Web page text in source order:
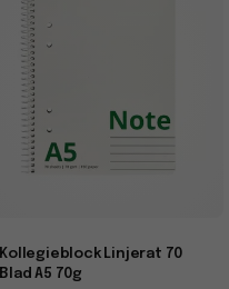
Kollegieblock Linjerat 70
Blad A5 70g